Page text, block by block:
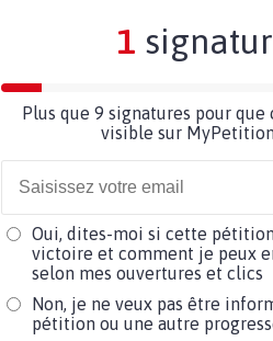
1
Plus que 9 signatures pour que
visible sur
Oui, dites-moi si cette
victoire et comment je peux
selon mes ouvertures et clics
Non, je ne veux pas être
pétition ou une autre